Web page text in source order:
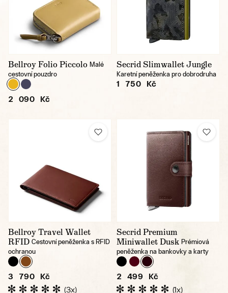
Bellroy Folio Piccolo Malé
cestovní pouzdro
2 090 Kč
Secrid Slimwallet Jungle
Karetní peněženka pro dobrodruha
1 750 Kč
Bellroy Travel Wallet
RFID Cestovní peněženka s RFID
ochranou
3 790 Kč
(3x)
Secrid Premium
Miniwallet Dusk Prémiová
peněženka na bankovky a karty
2 499 Kč
(1x)